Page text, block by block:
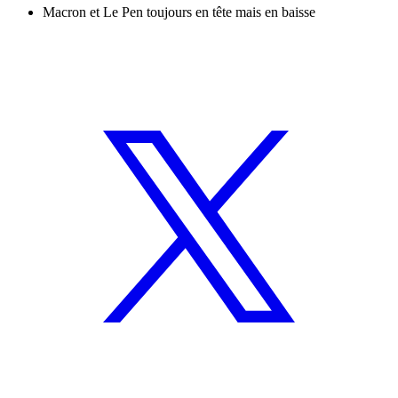
Macron et Le Pen toujours en tête mais en baisse